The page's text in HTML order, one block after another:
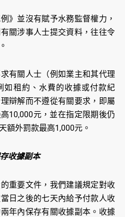
》並沒有賦予水務監督權力，
關涉事人士提交資料，往往令
有關人士（例如業主和其代理
如租約、水費的收據或付款紀
辯解而不遵從有關要求，即屬
10,000元，並在指定限期後仍
額外罰款最高1,000元。
收據副本
重要文件，我們建議規定對收
日之後的七天內給予付款人收
年內保存有關收據副本。收據